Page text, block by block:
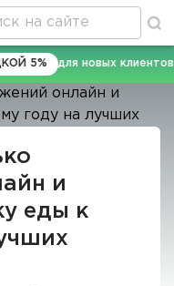
Москве
клиентов CaterMe по
и
еды к